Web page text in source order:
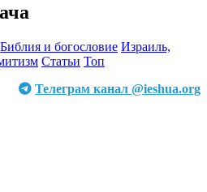
Библия и богословие Израиль,
Статьи Топ
Телеграм канал @ieshua.org